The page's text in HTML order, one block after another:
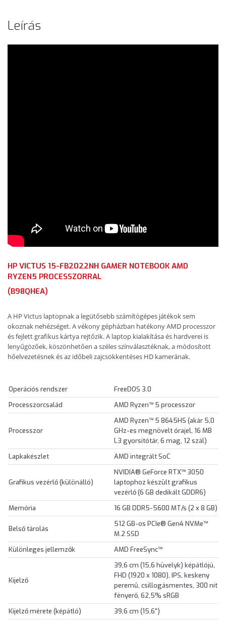
Leírás
HP VICTUS 15-FB2022NH GAMER NOTEBOOK AMD
RYZEN5 PROCESSZORRAL
(B98QHEA)
A HP Victus laptopnak a legütősebb számítógépes játékok sem
okoznak nehézséget. A vékony gépházban hatékony AMD processzor
és fejlett grafikus kártya rejtőzik. A laptop kialakítása és hardverei is
lenyűgözőek, köszönhetően a széles színválasztéknak, a módosított
hőelvezetésnek és az időbeli zajcsökkentéses HD kamerának.
Operációs rendszer
FreeDOS 3.0
Processzorcsalád
AMD Ryzen™ 5 processzor
Processzor
AMD Ryzen™ 5 8645HS (akár 5,0
GHz-es megnövelt órajel, 16 MB
L3 gyorsítótár, 6 mag, 12 szál)
Lapkakészlet
AMD integrált SoC
Grafikus vezérlő (különálló)
NVIDIA® GeForce RTX™ 3050
laptophoz készült grafikus
vezérlő (6 GB dedikált GDDR6)
Memória
16 GB DDR5-5600 MT/s (2 x 8 GB)
Belső tárolás
512 GB-os PCIe® Gen4 NVMe™
M.2 SSD
Különleges jellemzők
AMD FreeSync™
Kijelző
39,6 cm (15,6 hüvelyk) képátlójú,
FHD (1920 x 1080), IPS, keskeny
peremű, csillogásmentes, 300 nit
fényerő, 62,5% sRGB
Kijelző mérete (képátló)
39,6 cm (15,6")